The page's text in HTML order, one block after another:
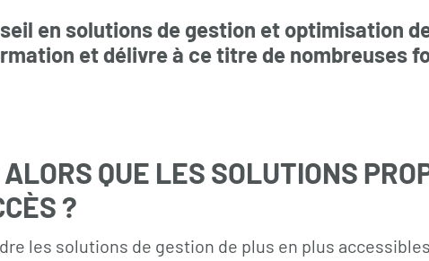
en solutions de gestion et optimisation
et délivre à ce titre de nombreuses
QUE LES SOLUTIONS
?
les solutions de gestion de plus en plus